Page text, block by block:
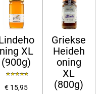
ning XL
(900g)
€ 15,95
Griekse
Heideh
oning
XL
(800g)